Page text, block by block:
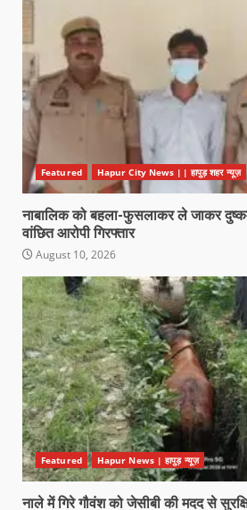
Featured Hapur City News || हापुड़ शहर न्यूज़
नाबालिक को बहला-फुसलाकर ले जाकर
वांछित आरोपी गिरफ्तार
August 10, 2026
Featured Hapur News | हापुड़ न्यूज़
नाले में गिरे गौवंश को जेसीबी की मदद से